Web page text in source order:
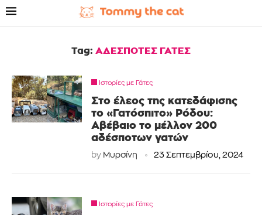
Tag: ΑΔΕΣΠΟΤΕΣ ΓΑΤΕΣ
Ιστορίες με Γάτες
Στο έλεος της κατεδάφισης
το «Γατόσπιτο» Ρόδου:
Αβέβαιο το μέλλον 200
αδέσποτων γατών
by Μυρσίνη 23 Σεπτεμβρίου, 2024
Ιστορίες με Γάτες